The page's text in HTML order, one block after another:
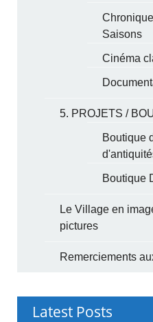
Saisons
Cinéma
5. PROJETS /
Boutique
Boutique
Le Village en
pictures
Remerciements
Latest Posts